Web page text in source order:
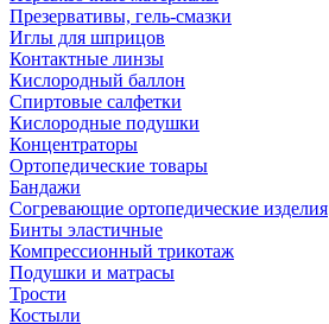
Презервативы, гель-смазки
Иглы для шприцов
Контактные линзы
Кислородный баллон
Спиртовые салфетки
Кислородные подушки
Концентраторы
Ортопедические товары
Бандажи
Согревающие ортопедические изделия
Бинты эластичные
Компрессионный трикотаж
Подушки и матрасы
Трости
Костыли